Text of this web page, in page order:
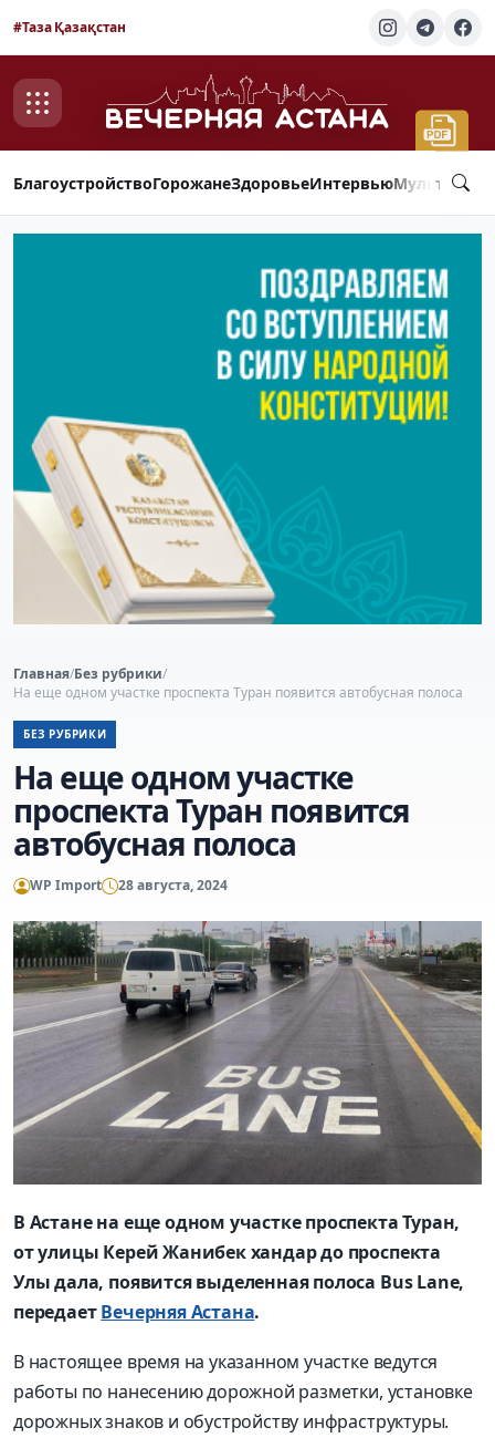
#Таза Қазақстан
БлагоустройствоГорожанеЗдоровьеИнтервью
Главная/Без рубрики/
На еще одном участке проспекта Туран появится автобусная полоса
БЕЗ РУБРИКИ
На еще одном участке
проспекта Туран появится
автобусная полоса
WP Import 28 августа, 2024
В Астане на еще одном участке проспекта Туран,
от улицы Керей Жанибек хандар до проспекта
Улы дала, появится выделенная полоса Bus Lane,
передаетВечерняя Астана.
В настоящее время на указанном участке ведутся
работы по нанесению дорожной разметки, установке
дорожных знаков и обустройству инфраструктуры.